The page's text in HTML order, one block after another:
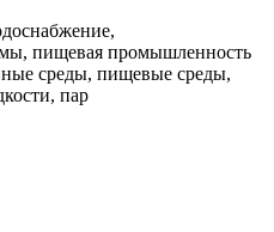
пищевая промышленность
среды, пищевые среды,
пар